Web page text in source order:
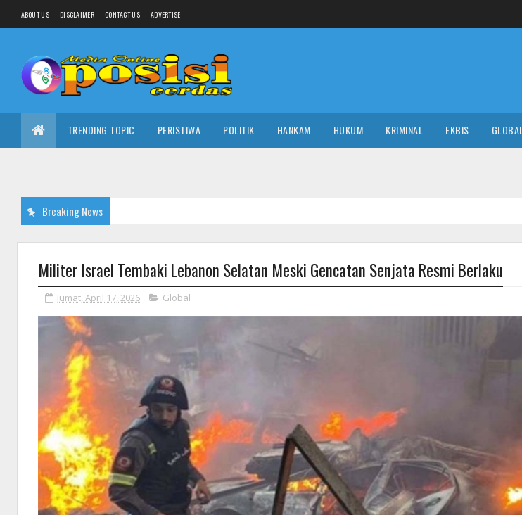
ABOUT US DISCLAIMER CONTACT US ADVERTISE
TRENDING TOPIC PERISTIWA POLITIK HANKAM HUKUM KRIMINAL EKBIS GLOBAL
Breaking News
Militer Israel Tembaki Lebanon Selatan Meski Gencatan Senjata Resmi Berlaku
Jumat, April 17, 2026 Global